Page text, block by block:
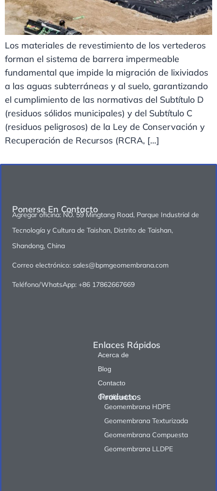
Los materiales de revestimiento de los vertederos
forman el sistema de barrera impermeable
fundamental que impide la migración de lixiviados
a las aguas subterráneas y al suelo, garantizando
el cumplimiento de las normativas del Subtítulo D
(residuos sólidos municipales) y del Subtítulo C
(residuos peligrosos) de la Ley de Conservación y
Recuperación de Recursos (RCRA, […]
Enlaces Rápidos
Acerca de
Blog
Contacto
Certificados
Productos
Geomembrana HDPE
Geomembrana Texturizada
Geomembrana Compuesta
Geomembrana LLDPE
Ponerse En Contacto
Agregar oficina: NO. 59 Mingtang Road, Parque Industrial de
Tecnología y Cultura de Taishan, Distrito de Taishan,
Shandong, China
Correo electrónico: sales@bpmgeomembrana.com
Teléfono/WhatsApp: +86 17862667669